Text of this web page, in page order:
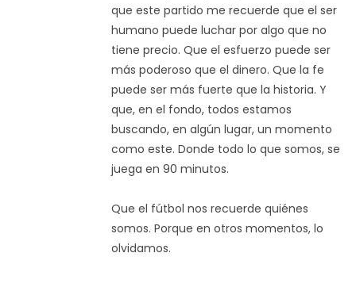
que este partido me recuerde que el ser
humano puede luchar por algo que no
tiene precio. Que el esfuerzo puede ser
más poderoso que el dinero. Que la fe
puede ser más fuerte que la historia. Y
que, en el fondo, todos estamos
buscando, en algún lugar, un momento
como este. Donde todo lo que somos, se
juega en 90 minutos.
Que el fútbol nos recuerde quiénes
somos. Porque en otros momentos, lo
olvidamos.